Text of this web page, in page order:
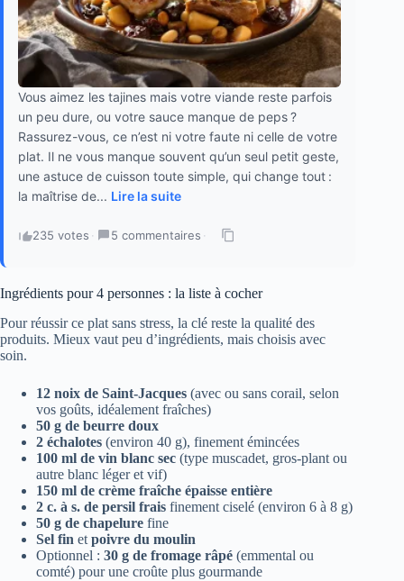
Vous aimez les tajines mais votre viande reste parfois
un peu dure, ou votre sauce manque de peps ?
Rassurez-vous, ce n’est ni votre faute ni celle de votre
plat. Il ne vous manque souvent qu’un seul petit geste,
une astuce de cuisson toute simple, qui change tout :
la maîtrise de... Lire la suite
235 votes · 5 commentaires ·
Ingrédients pour 4 personnes : la liste à cocher
Pour réussir ce plat sans stress, la clé reste la qualité des
produits. Mieux vaut peu d’ingrédients, mais choisis avec
soin.
12 noix de Saint-Jacques (avec ou sans corail, selon
vos goûts, idéalement fraîches)
50 g de beurre doux
2 échalotes (environ 40 g), finement émincées
100 ml de vin blanc sec (type muscadet, gros-plant ou
autre blanc léger et vif)
150 ml de crème fraîche épaisse entière
2 c. à s. de persil frais finement ciselé (environ 6 à 8 g)
50 g de chapelure fine
Sel fin et poivre du moulin
Optionnel : 30 g de fromage râpé (emmental ou
comté) pour une croûte plus gourmande